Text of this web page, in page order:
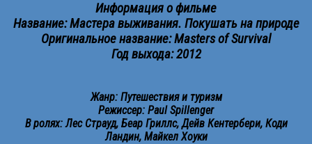
Информация о фильме
Название: Мастера выживания. Покушать на природе
Оригинальное название: Masters of Survival
Год выхода: 2012
Жанр: Путешествия и туризм
Режиссер: Paul Spillenger
В ролях: Лес Страуд, Беар Гриллс, Дейв Кентербери, Коди
Ландин, Майкел Хоуки